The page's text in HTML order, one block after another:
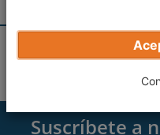
Recibe
Introduce
continúa durante 3km
Continúa en C-17
la salida 64 hacia C-25/
En la rotonda continua
Girona
Sucursales
Suscríbete a